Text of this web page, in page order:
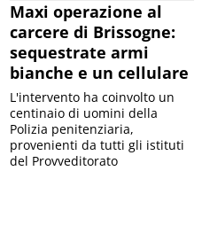
Maxi operazione al
carcere di Brissogne:
sequestrate armi
bianche e un cellulare
L'intervento ha coinvolto un
centinaio di uomini della
Polizia penitenziaria,
provenienti da tutti gli istituti
del Provveditorato